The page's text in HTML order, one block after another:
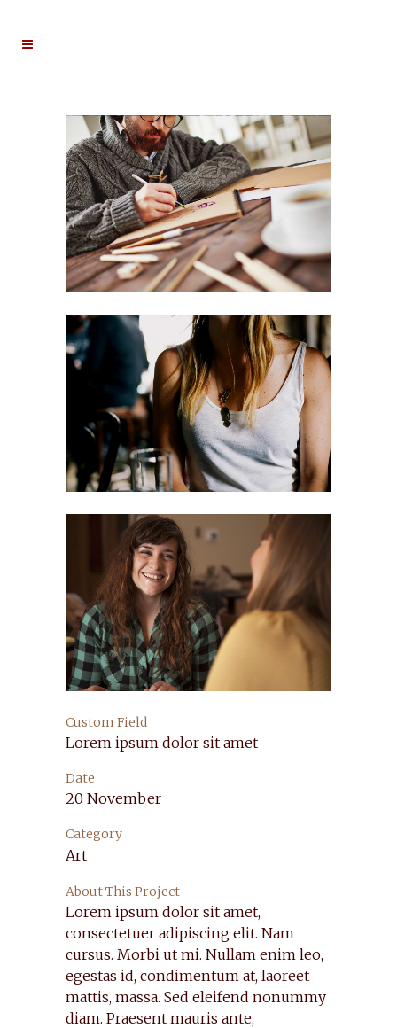
Custom Field
Lorem ipsum dolor sit amet
Date
20 November
Category
Art
About This Project
Lorem ipsum dolor sit amet,
consectetuer adipiscing elit. Nam
cursus. Morbi ut mi. Nullam enim leo,
egestas id, condimentum at, laoreet
mattis, massa. Sed eleifend nonummy
diam. Praesent mauris ante,